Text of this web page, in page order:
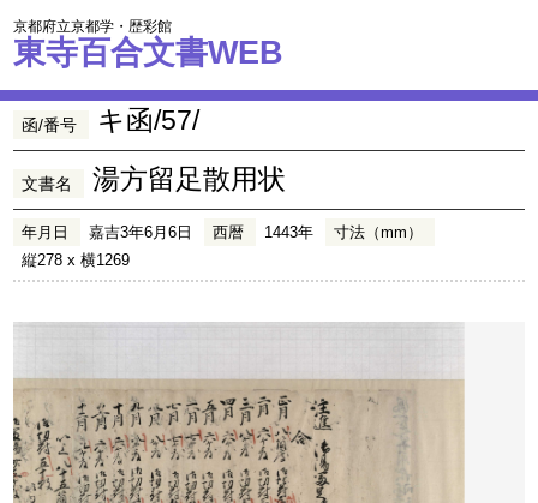
京都府立京都学・歴彩館
東寺百合文書WEB
函/番号 キ函/57/
文書名 湯方留足散用状
年月日 嘉吉3年6月6日 西暦 1443年
寸法（mm）
縦278 x 横1269